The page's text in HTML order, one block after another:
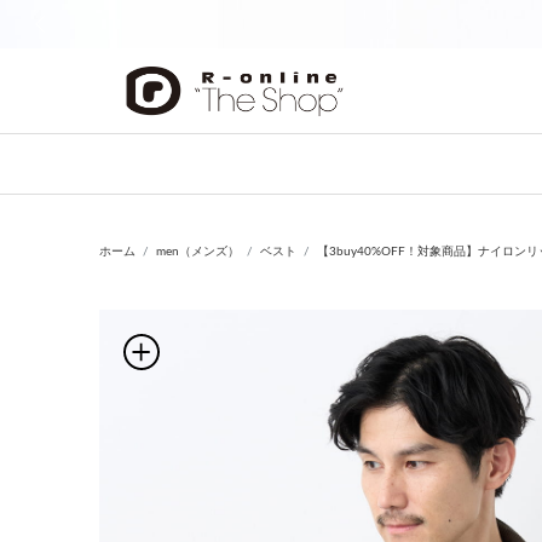
ホーム men（メンズ） ベスト 【3buy40%OFF！対象商品】ナイロン